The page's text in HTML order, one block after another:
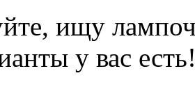
ищу
у вас